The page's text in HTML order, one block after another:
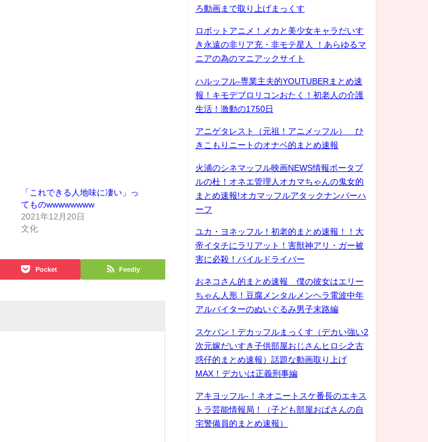
「これできる人地味に凄い」っ
てものwwwwwwww
2021年12月20日
文化
Pocket Feedly
ろ動画まで取り上げまっくす
ロボットアニメ！メカと美少女キャラだいす
き永遠の非リア充・非モテ星人 ！あらゆるマ
ニアの為のマニアックサイト
ハルッフル-専業主夫的YOUTUBERまとめ速
報！キモデブロリコンおたく！初老人の介護
生活！激動の1750日
アニゲタレスト（元祖！アニメッフル） ひ
きこもりニートのオナベ的まとめ速報
火浦のシネマッフル映画NEWS情報ポータブ
ルの杜！オネエ管理人オカマちゃんの鬼女的
まとめ速報!オカマッフルアタックナンバーハ
ーフ
ユカ・ヨネッフル！初老的まとめ速報！！大
帝イタチにラリアット！害獣神アリ・ガー被
害に必殺！パイルドライバー
おネコさん的まとめ速報 僕の彼女はエリー
ちゃん人形！豆腐メンタルメンヘラ電波中年
アルバイターのぬいぐるみ男子末路編
スケバン！デカッフルまっくす（デカい強い2
次元嫁だいすき子供部屋おじさんヒロシ之古
惑仔的まとめ速報）話題な動画取り上げ
MAX！デカいは正義刑事編
アキヨッフル-！ネオニートスケ番長のエキス
トラ芸能情報局！（子ども部屋おばさんの自
宅警備員的まとめ速報）